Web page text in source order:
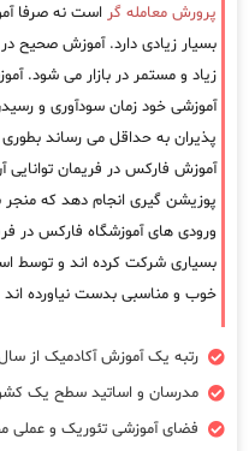
پرورش معامله گر است نه صرفا
بسیار زیادی دارد. آموزش صحیح
زیاد و مستمر در بازار می شود.
آموزشی خود زمان سودآوری و
پذیران به حداقل می رساند
آموزش فارکس در فریمان توانایی
پوزیشن گیری انجام دهد که
ورودی های آموزشگاه فارکس در
بسیاری شرکت کرده اند و توسط
خوب و مناسبی بدست نیاورده اند
رتبه یک آموزش آکادمیک از سال
مدرسان و اساتید سطح یک
فضای آموزشی تئوریک و عملی